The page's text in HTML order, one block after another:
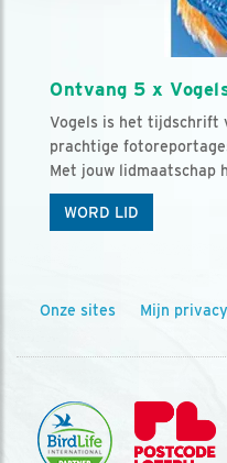
Ontvang 5 x
Vogels is het tijdschrift
prachtige
Met jouw lidmaatschap
WORD LID
Onze sites Mijn privacy